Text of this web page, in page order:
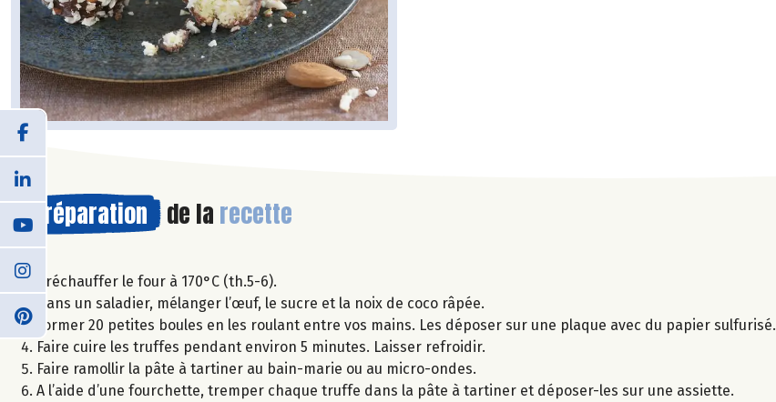
Préparation de la recette
Préchauffer le four à 170°C (th.5-6).
Dans un saladier, mélanger l’œuf, le sucre et la noix de coco râpée.
Former 20 petites boules en les roulant entre vos mains. Les déposer sur une plaque avec du papier sulfurisé.
Faire cuire les truffes pendant environ 5 minutes. Laisser refroidir.
Faire ramollir la pâte à tartiner au bain-marie ou au micro-ondes.
A l’aide d’une fourchette, tremper chaque truffe dans la pâte à tartiner et déposer-les sur une assiette.